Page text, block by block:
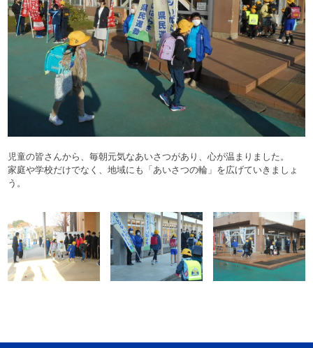
児童の皆さんから、毎朝元気なあいさつがあり、心が温まりました。
家庭や学校だけでなく、地域にも「あいさつの輪」を広げていきましょ
う。